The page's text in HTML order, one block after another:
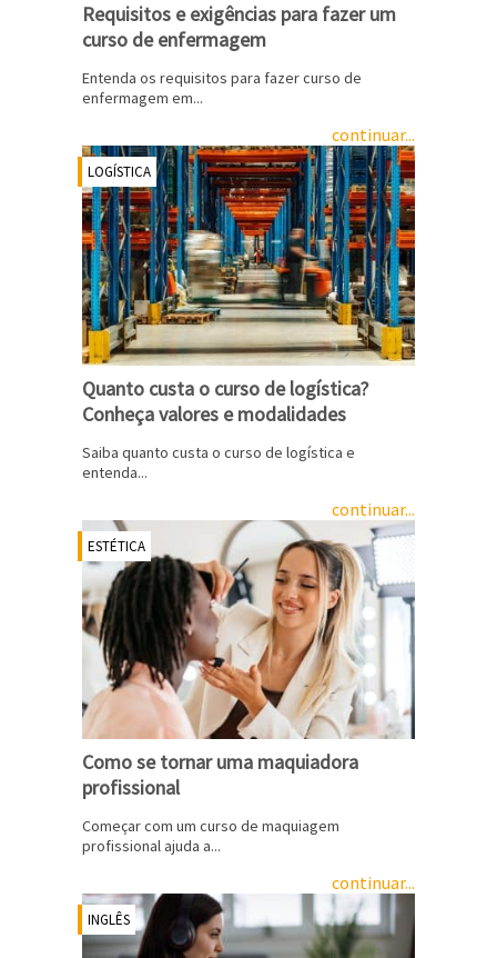
Requisitos e exigências para fazer um
curso de enfermagem
Entenda os requisitos para fazer curso de
enfermagem em...
continuar...
LOGÍSTICA
Quanto custa o curso de logística?
Conheça valores e modalidades
Saiba quanto custa o curso de logística e
entenda...
continuar...
ESTÉTICA
Como se tornar uma maquiadora
profissional
Começar com um curso de maquiagem
profissional ajuda a...
continuar...
INGLÊS